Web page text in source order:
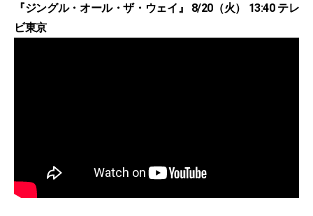
『ジングル・オール・ザ・ウェイ』 8/20（火） 13:40 テレ
ビ東京